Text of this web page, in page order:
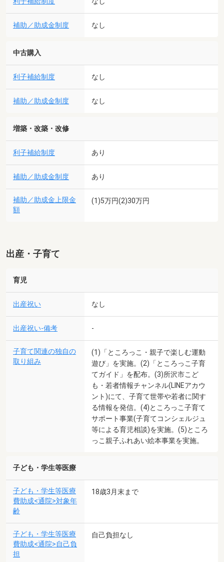
補助／助成金制度 なし
中古購入
利子補給制度 なし
補助／助成金制度 なし
増築・改築・改修
利子補給制度 あり
補助／助成金制度 あり
補助／助成金上限金
額
(1)5万円(2)30万円
出産・子育て
育児
出産祝い なし
出産祝い-備考 -
子育て関連の独自の
取り組み
(1)「ところっこ・親子で楽しむ運動
遊び」を実施。(2)「ところっこ子育
てガイド」を配布。(3)所沢市こど
も・若者情報チャンネル(LINEアカウ
ント)にて、子育て世帯や若者に関す
る情報を発信。(4)ところっこ子育て
サポート事業(子育てコンシェルジュ
等による育児相談)を実施。(5)ところ
っこ親子ふれあい絵本事業を実施。
子ども・学生等医療
子ども・学生等医療
費助成<通院>対象年
齢
18歳3月末まで
子ども・学生等医療
費助成<通院>自己負
担
自己負担なし